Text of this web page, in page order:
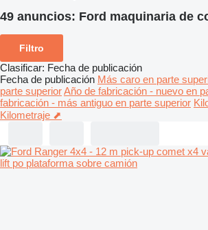
49 anuncios: Ford maquinaria de
Filtro
Clasificar: Fecha de publicación
Fecha de publicación Más caro en parte
parte superiorAño de fabricación - nuevo en
fabricación - más antiguo en parte superior
Kilometraje ⬈